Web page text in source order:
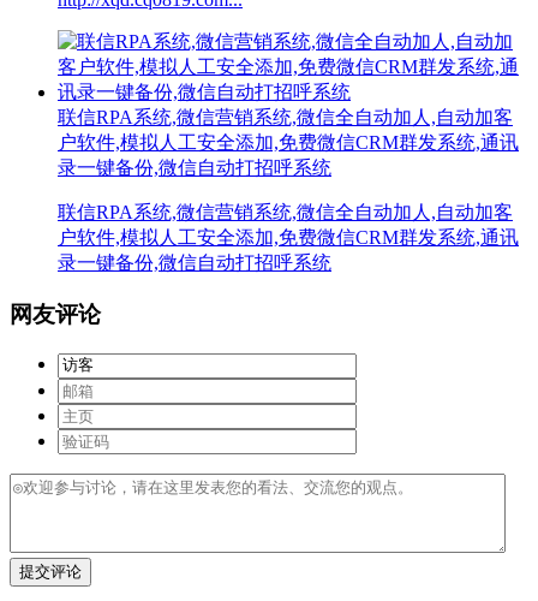
联信RPA系统,微信营销系统,微信全自动加人,自动加客
户软件,模拟人工安全添加,免费微信CRM群发系统,通讯
录一键备份,微信自动打招呼系统
联信RPA系统,微信营销系统,微信全自动加人,自动加客
户软件,模拟人工安全添加,免费微信CRM群发系统,通讯
录一键备份,微信自动打招呼系统
网友评论
提交评论